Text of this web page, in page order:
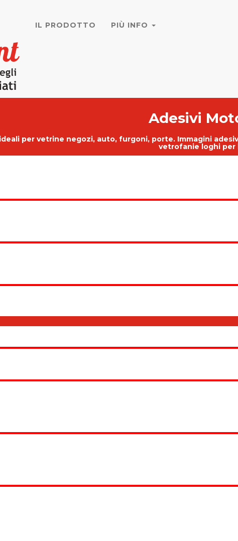
IL PRODOTTO PIÙ INFO
Adesivi
pervetrine negozi, auto, furgoni, porte. Immagini
vetrofanie loghi per